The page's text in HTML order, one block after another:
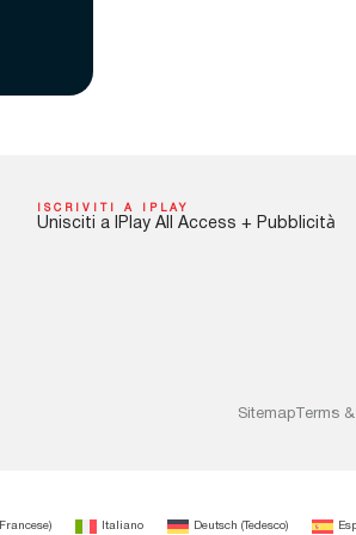
ISCRIVITI A IPLAY
Unisciti a IPlay All Access + Pubblicità
Sitemap Terms
Francese) Italiano Deutsch ( Tedesco)